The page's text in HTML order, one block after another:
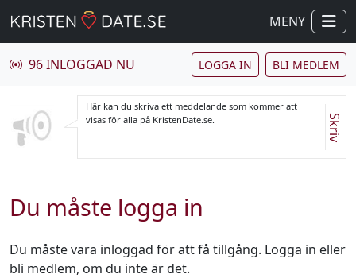
MENY
96 INLOGGAD NU LOGGA IN BLI MEDLEM
Här kan du skriva ett meddelande som kommer att
visas för alla på KristenDate.se.
Skriv
Du måste logga in
Du måste vara inloggad för att få tillgång. Logga in eller
bli medlem, om du inte är det.